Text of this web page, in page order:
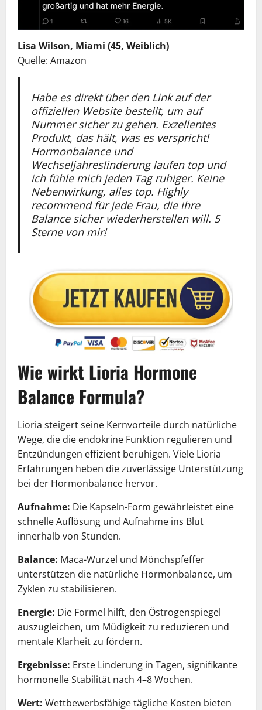
Lisa Wilson, Miami (45, Weiblich)
Quelle: Amazon
Habe es direkt über den Link auf der
offiziellen Website bestellt, um auf
Nummer sicher zu gehen. Exzellentes
Produkt, das hält, was es verspricht!
Hormonbalance und
Wechseljahreslinderung laufen top und
ich fühle mich jeden Tag ruhiger. Keine
Nebenwirkung, alles top. Highly
recommend für jede Frau, die ihre
Balance sicher wiederherstellen will. 5
Sterne von mir!
Wie wirkt Lioria Hormone
Balance Formula?
Lioria steigert seine Kernvorteile durch natürliche
Wege, die die endokrine Funktion regulieren und
Entzündungen effizient beruhigen. Viele Lioria
Erfahrungen heben die zuverlässige Unterstützung
bei der Hormonbalance hervor.
Aufnahme: Die Kapseln-Form gewährleistet eine
schnelle Auflösung und Aufnahme ins Blut
innerhalb von Stunden.
Balance: Maca-Wurzel und Mönchspfeffer
unterstützen die natürliche Hormonbalance, um
Zyklen zu stabilisieren.
Energie: Die Formel hilft, den Östrogenspiegel
auszugleichen, um Müdigkeit zu reduzieren und
mentale Klarheit zu fördern.
Ergebnisse: Erste Linderung in Tagen, signifikante
hormonelle Stabilität nach 4–8 Wochen.
Wert: Wettbewerbsfähige tägliche Kosten bieten